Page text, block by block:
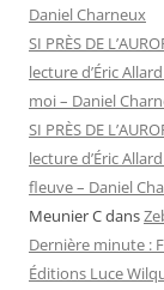
Daniel Charneux
SI PRÈS DE
lecture d’Éric Allard
moi – Daniel
SI PRÈS DE
lecture d’Éric Allard
fleuve – Daniel
Meunier Cdans
Dernière minute :
Éditions Luce